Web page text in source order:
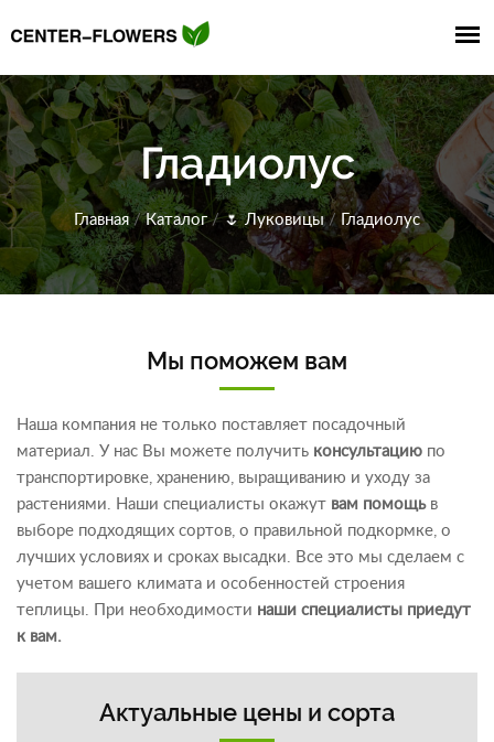
Гладиолус
Главная/Каталог/🌷Луковицы/ Гладиолус
Мы поможем вам
Наша компания не только поставляет посадочный
материал. У нас Вы можете получить консультацию по
транспортировке, хранению, выращиванию и уходу за
растениями. Наши специалисты окажут вам помощьв
выборе подходящих сортов, о правильной подкормке, о
лучших условиях и сроках высадки. Все это мы сделаем с
учетом вашего климата и особенностей строения
теплицы. При необходимости наши специалисты приедут
к вам.
Актуальные цены и сорта